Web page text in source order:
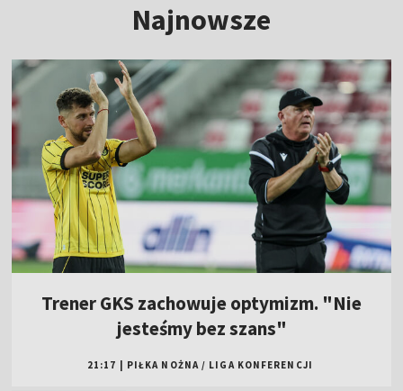
Najnowsze
Trener GKS zachowuje optymizm. "Nie
jesteśmy bez szans"
21:17 PIŁKA NOŻNA / LIGA KONFERENCJI